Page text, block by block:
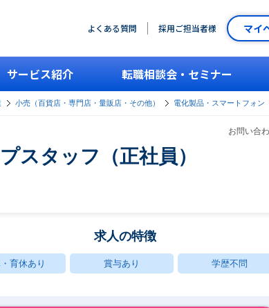
よくある質問 採用ご担当者様 マイ
サービス紹介 転職相談会・セミナー
小売（百貨店・専門店・量販店・その他） 電化製品・スマートフォン
お問い合
スタッフ（正社員）
求人の特徴
育休あり 賞与あり 学歴不問